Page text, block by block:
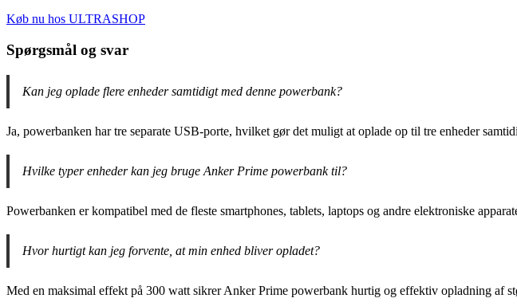
Køb nu hos ULTRASHOP
Spørgsmål og svar
Kan jeg oplade flere enheder samtidigt med denne powerbank?
Ja, powerbanken har tre separate USB-porte, hvilket gør det muligt at oplade op til tre enheder
Hvilke typer enheder kan jeg bruge Anker Prime powerbank til?
Powerbanken er kompatibel med de fleste smartphones, tablets, laptops og andre elektroniske
Hvor hurtigt kan jeg forvente, at min enhed bliver opladet?
Med en maksimal effekt på 300 watt sikrer Anker Prime powerbank hurtig og effektiv opladning af